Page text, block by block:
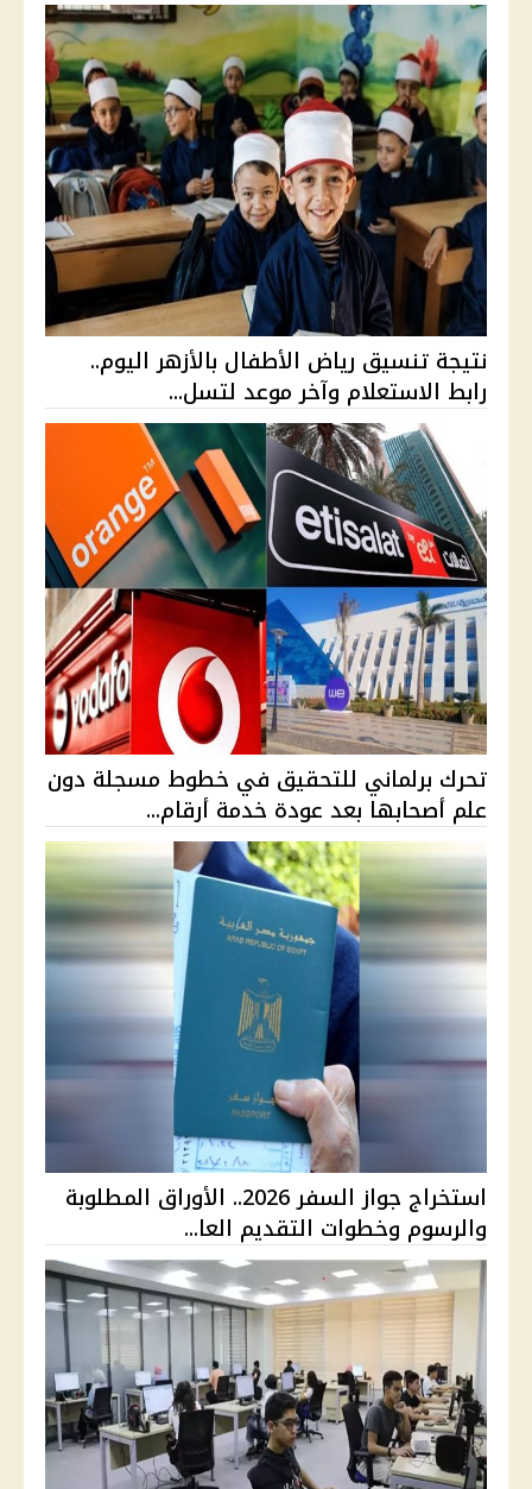
نتيجة تنسيق رياض الأطفال بالأزهر اليوم..
رابط الاستعلام وآخر موعد لتسل...
تحرك برلماني للتحقيق في خطوط مسجلة دون
علم أصحابها بعد عودة خدمة أرقام...
استخراج جواز السفر 2026.. الأوراق المطلوبة
والرسوم وخطوات التقديم العا...